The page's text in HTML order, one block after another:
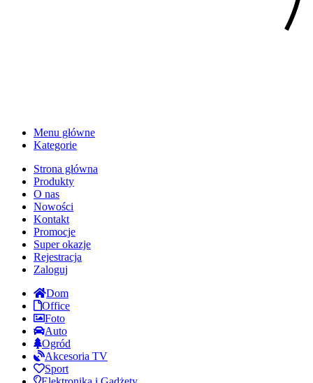
Menu główne
Kategorie
Strona główna
Produkty
O nas
Nowości
Kontakt
Promocje
Super okazje
Rejestracja
Zaloguj
Dom
Office
Foto
Auto
Ogród
Akcesoria TV
Sport